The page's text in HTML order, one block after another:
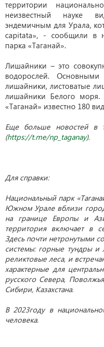
территории
неизвестный науке
эндемичным для Урала,
capitata», - сообщили в
парка «Таганай».
Лишайники – это
водорослей.
лишайники, листоватые
лишайники Белого
«Таганай» известно 180
Еще больше новостей в
(https://t.me/np_taganay).
Для справки:
Национальный парк
Южном Урале вблизи
на границе Европы и
территория включает в
Здесь почти нетронутыми
системы: горные тундры и
реликтовые леса, и
характерные для
русского Севера,
Сибири, Казахстана.
В 2023году в
человека.